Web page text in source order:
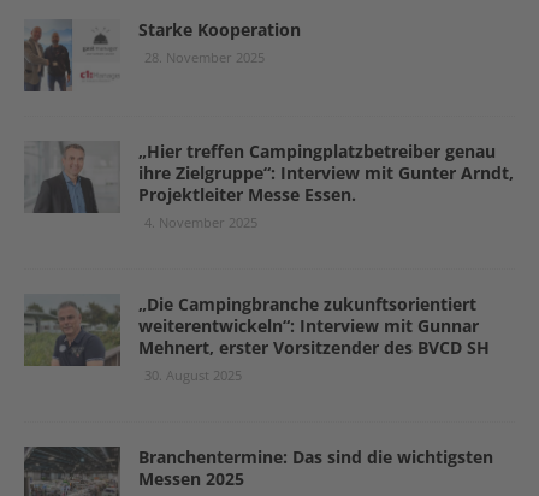
Starke Kooperation
28. November 2025
„Hier treffen Campingplatzbetreiber genau
ihre Zielgruppe“: Interview mit Gunter Arndt,
Projektleiter Messe Essen.
4. November 2025
„Die Campingbranche zukunftsorientiert
weiterentwickeln“: Interview mit Gunnar
Mehnert, erster Vorsitzender des BVCD SH
30. August 2025
Branchentermine: Das sind die wichtigsten
Messen 2025